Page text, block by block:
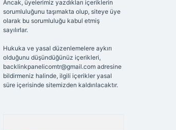
Ancak, üyelerimiz yazdıkları içeriklerin
sorumluluğunu taşımakta olup, siteye üye
olarak bu sorumluluğu kabul etmiş
sayılırlar.
Hukuka ve yasal düzenlemelere aykırı
olduğunu düşündüğünüz içerikleri,
backlinkpanelicomtr@gmail.comadresine
bildirmeniz halinde, ilgili içerikler yasal
süre içerisinde sitemizden kaldırılacaktır.